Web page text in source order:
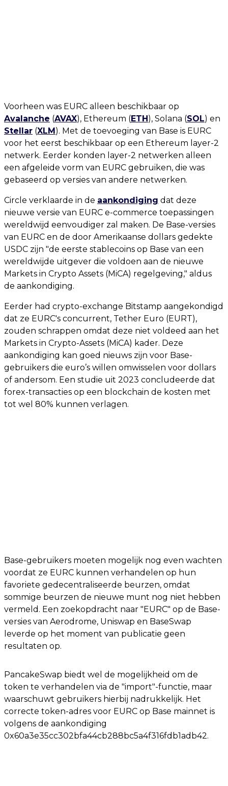
Voorheen was EURC alleen beschikbaar op
Avalanche (AVAX), Ethereum (ETH), Solana (SOL) en
Stellar (XLM). Met de toevoeging van Base is EURC
voor het eerst beschikbaar op een Ethereum layer-2
netwerk. Eerder konden layer-2 netwerken alleen
een afgeleide vorm van EURC gebruiken, die was
gebaseerd op versies van andere netwerken.
Circle verklaarde in de aankondiging dat deze
nieuwe versie van EURC e-commerce toepassingen
wereldwijd eenvoudiger zal maken. De Base-versies
van EURC en de door Amerikaanse dollars gedekte
USDC zijn "de eerste stablecoins op Base van een
wereldwijde uitgever die voldoen aan de nieuwe
Markets in Crypto Assets (MiCA) regelgeving," aldus
de aankondiging.
Eerder had crypto-exchange Bitstamp aangekondigd
dat ze EURC's concurrent, Tether Euro (EURT),
zouden schrappen omdat deze niet voldeed aan het
Markets in Crypto-Assets (MiCA) kader. Deze
aankondiging kan goed nieuws zijn voor Base-
gebruikers die euro’s willen omwisselen voor dollars
of andersom. Een studie uit 2023 concludeerde dat
forex-transacties op een blockchain de kosten met
tot wel 80% kunnen verlagen.
Base-gebruikers moeten mogelijk nog even wachten
voordat ze EURC kunnen verhandelen op hun
favoriete gedecentraliseerde beurzen, omdat
sommige beurzen de nieuwe munt nog niet hebben
vermeld. Een zoekopdracht naar "EURC" op de Base-
versies van Aerodrome, Uniswap en BaseSwap
leverde op het moment van publicatie geen
resultaten op.
PancakeSwap biedt wel de mogelijkheid om de
token te verhandelen via de "import"-functie, maar
waarschuwt gebruikers hierbij nadrukkelijk. Het
correcte token-adres voor EURC op Base mainnet is
volgens de aankondiging
0x60a3e35cc302bfa44cb288bc5a4f316fdb1adb42.